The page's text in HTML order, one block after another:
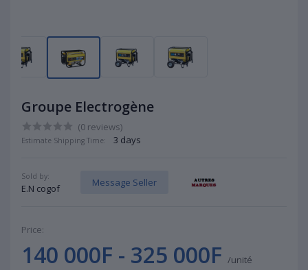
Groupe Electrogène
(0 reviews)
Estimate Shipping Time: 3 days
Sold by:
E.N cogof
Message Seller
Price:
140 000F - 325 000F /unité